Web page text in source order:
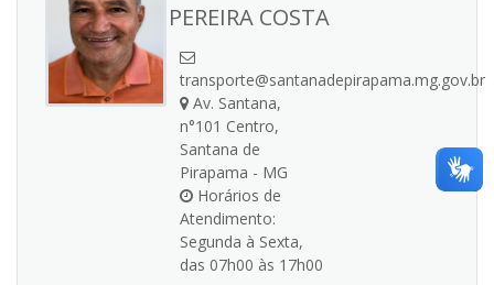
PEREIRA COSTA
transporte@santanadepirapama.mg.gov.br
Av. Santana,
n°101 Centro,
Santana de
Pirapama - MG
Horários de
Atendimento:
Segunda à Sexta,
das 07h00 às 17h00